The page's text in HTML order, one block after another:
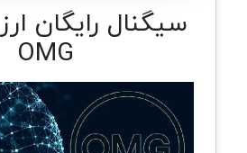
سیگنال رایگان
OMG